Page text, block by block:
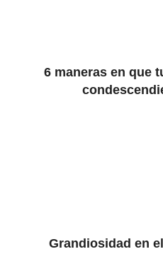
6 maneras en que
Grandiosidad en